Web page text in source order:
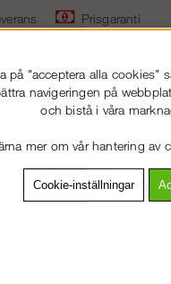
Prisgaranti
på "acceptera alla cookies"
navigeringen på
och bistå i våra
mer om vår hantering av
Cookie-inställningar
VÄLJ PRIVAT